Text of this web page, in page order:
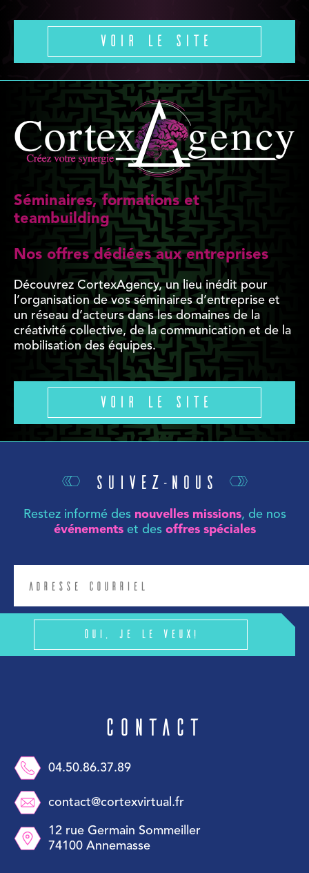
Voir le site
Séminaires, formations et
teambuilding
Nos offres dédiées aux entreprises
Découvrez CortexAgency, un lieu inédit pour
l’organisation de vos séminaires d’entreprise et
un réseau d’acteurs dans les domaines de la
créativité collective, de la communication et de la
mobilisation des équipes.
Voir le site
Suivez-nous
Restez informé des nouvelles missions, de nos
événementset des offres spéciales
Oui, je le veux!
Contact
04.50.86.37.89
contact@cortexvirtual.fr
12 rue Germain Sommeiller
74100 Annemasse